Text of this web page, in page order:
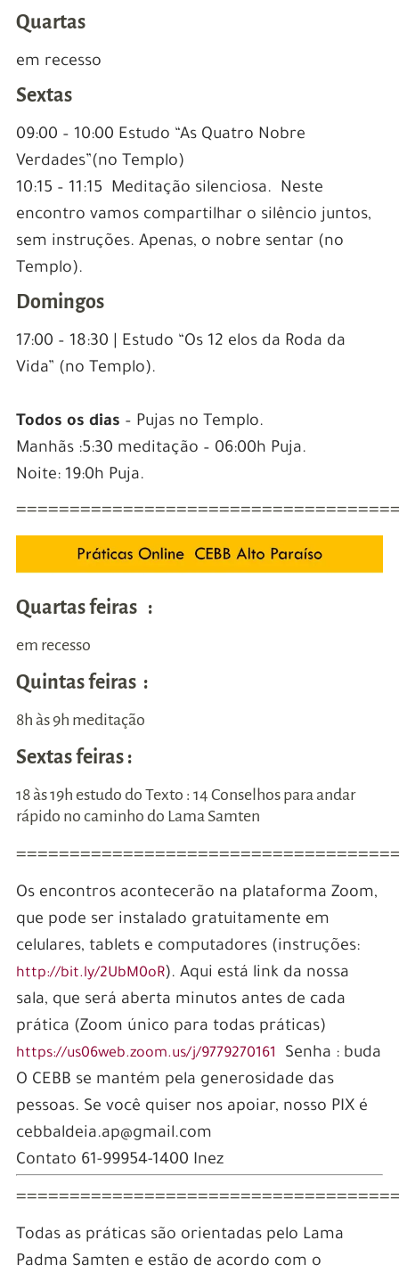
Quartas
em recesso
Sextas
09:00 – 10:00 Estudo “As Quatro Nobre
Verdades”(no Templo)
10:15 – 11:15 Meditação silenciosa. Neste
encontro vamos compartilhar o silêncio juntos,
sem instruções. Apenas, o nobre sentar (no
Templo).
Domingos
17:00 – 18:30 | Estudo “Os 12 elos da Roda da
Vida” (no Templo).
Todos os dias – Pujas no Templo.
Manhãs :5:30 meditação – 06:00h Puja.
Noite: 19:0h Puja.
Quartas feiras :
em recesso
Quintas feiras :
8h às 9h meditação
Sextas feiras :
18 às 19h estudo do Texto : 14 Conselhos para andar
rápido no caminho do Lama Samten
Os encontros acontecerão na plataforma Zoom,
que pode ser instalado gratuitamente em
celulares, tablets e computadores (instruções:
http://bit.ly/2UbM0oR). Aqui está link da nossa
sala, que será aberta minutos antes de cada
prática (Zoom único para todas práticas)
https://us06web.zoom.us/j/9779270161
Senha : buda
O CEBB se mantém pela generosidade das
pessoas. Se você quiser nos apoiar, nosso PIX é
cebbaldeia.ap@gmail.com
Contato 61-99954-1400 Inez
Todas as práticas são orientadas pelo Lama
Padma Samten e estão de acordo com o